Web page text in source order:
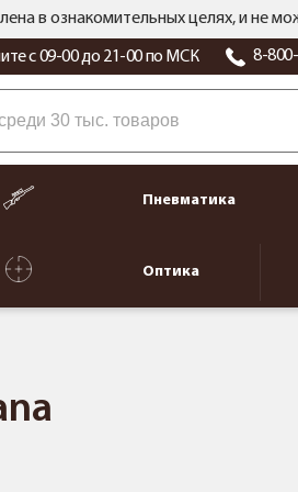
в ознакомительных целях, и не
с 09-00 до 21-00 по МСК 8-
Пневматика
Оптика